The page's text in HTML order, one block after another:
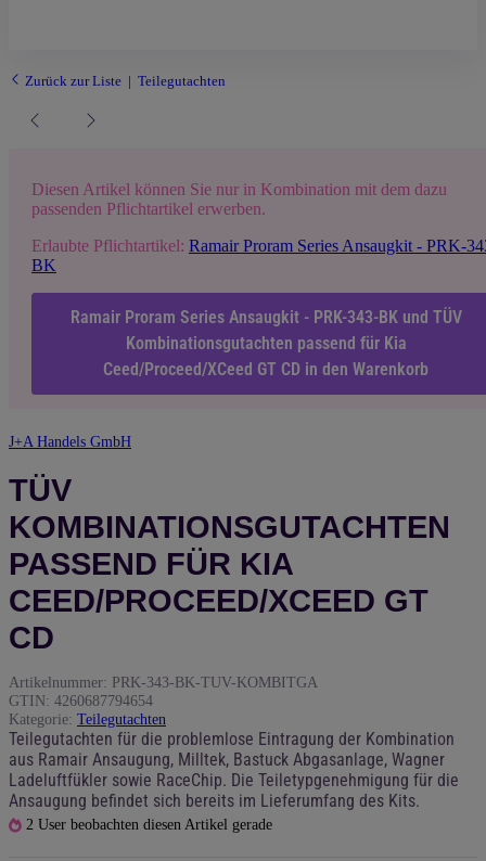
Zurück zur Liste Teilegutachten
Diesen Artikel können Sie nur in Kombination mit dem dazu
passenden Pflichtartikel erwerben.
Erlaubte Pflichtartikel: Ramair Proram Series Ansaugkit - PRK-
BK
Ramair Proram Series Ansaugkit - PRK-343-BK und TÜV
Kombinationsgutachten passend für Kia
Ceed/Proceed/XCeed GT CD in den Warenkorb
J+A Handels GmbH
TÜV
KOMBINATIONSGUTACHTEN
PASSEND FÜR KIA
CEED/PROCEED/XCEED GT
CD
Artikelnummer: PRK-343-BK-TUV-KOMBITGA
GTIN: 4260687794654
Kategorie: Teilegutachten
Teilegutachten für die problemlose Eintragung der Kombination
aus Ramair Ansaugung, Milltek, Bastuck Abgasanlage, Wagner
Ladeluftfükler sowie RaceChip. Die Teiletypgenehmigung für die
Ansaugung befindet sich bereits im Lieferumfang des Kits.
2 User beobachten diesen Artikel gerade